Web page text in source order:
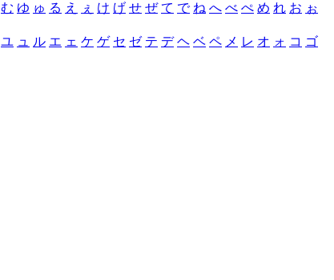
む ゆ ゅ る え ぇ け げ せ ぜ て で ね へ べ ぺ め れ お ぉ
ユ ュ ル エ ェ ケ ゲ セ ゼ テ デ ヘ ベ ペ メ レ オ ォ コ ゴ